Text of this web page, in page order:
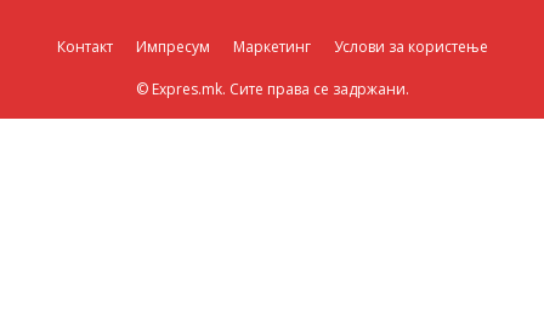
Контакт Импресум Маркетинг Услови за користење
© Expres.mk. Сите права се задржани.